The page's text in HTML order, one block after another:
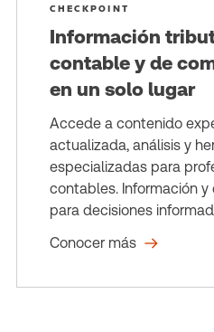
CHECKPOINT
Información
contable y de
en un solo lugar
Accede a contenido
actualizada, análisis y
especializadas para
contables. Información
para decisiones
Conocer más